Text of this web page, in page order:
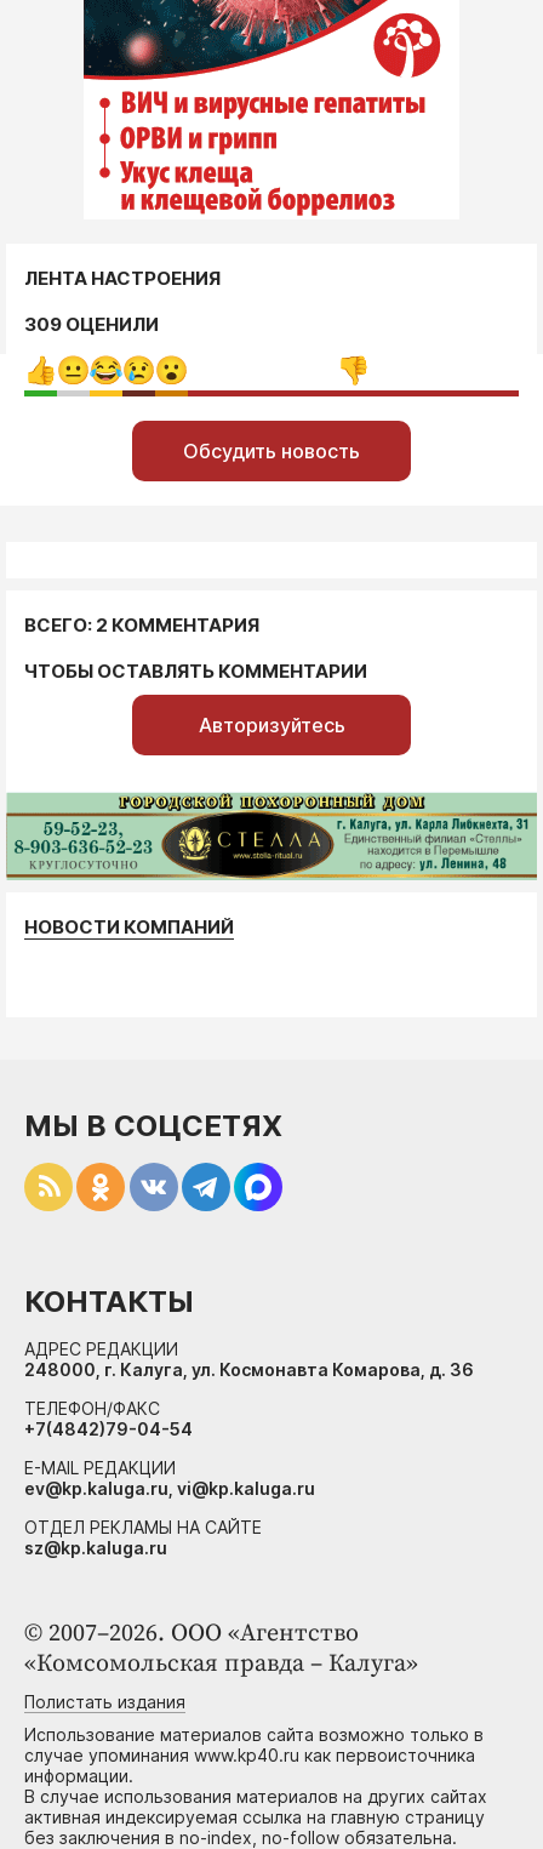
ЛЕНТА НАСТРОЕНИЯ
309 ОЦЕНИЛИ
Обсудить новость
ВСЕГО: 2 КОММЕНТАРИЯ
ЧТОБЫ ОСТАВЛЯТЬ КОММЕНТАРИИ
Авторизуйтесь
НОВОСТИ КОМПАНИЙ
© 2007–2026. ООО «Агентство
«Комсомольская правда – Калуга»
Полистать издания
Использование материалов сайта возможно только в
случае упоминания www.kp40.ru как первоисточника
информации.
В случае использования материалов на других сайтах
активная индексируемая ссылка на главную страницу
без заключения в no-index, no-follow обязательна.
МЫ В СОЦСЕТЯХ
КОНТАКТЫ
АДРЕС РЕДАКЦИИ
248000, г. Калуга, ул. Космонавта Комарова, д. 36
ТЕЛЕФОН/ФАКС
+7(4842)79-04-54
E-MAIL РЕДАКЦИИ
ev@kp.kaluga.ru, vi@kp.kaluga.ru
ОТДЕЛ РЕКЛАМЫ НА САЙТЕ
sz@kp.kaluga.ru